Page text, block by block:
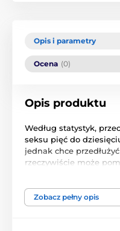
Opis i parametry
Ocena (0)
Opis produktu
Według statystyk,
seksu pięć do
jednak chce
rzeczywiście może
również płytkiej
pozycję z kobietą na
Zobacz pełny opis